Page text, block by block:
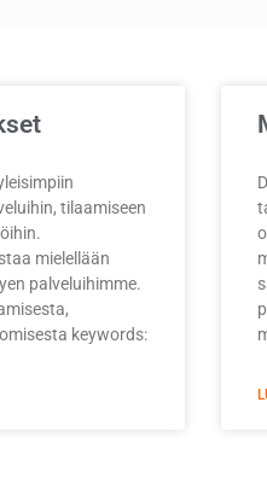
tilaamiseen
mielellään
palveluihimme.
keywords: